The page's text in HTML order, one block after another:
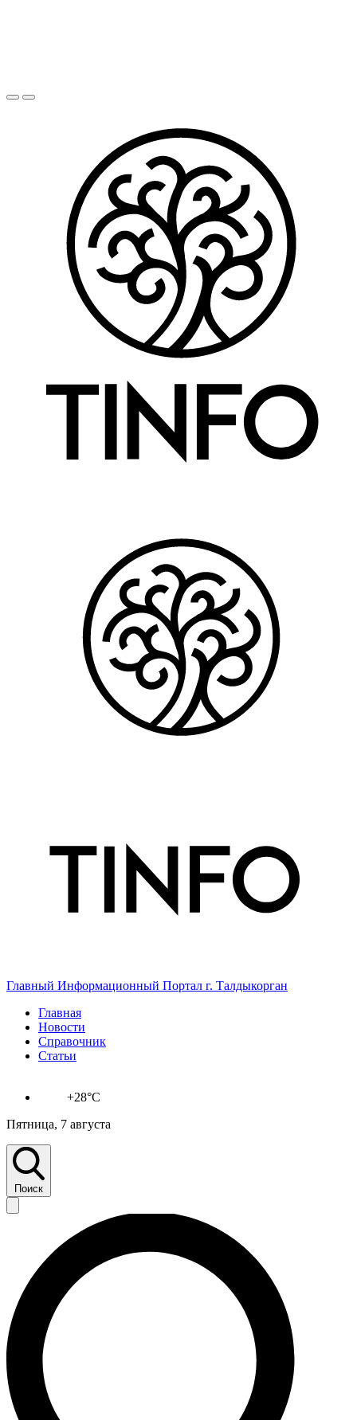
Главный Информационный Портал г. Талдыкорган
Главная
Новости
Справочник
Статьи
+28°C
Пятница, 7 августа
Поиск